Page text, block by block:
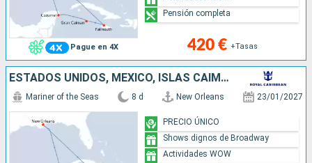
Pague en 4X 420 € +Tasas
Pensión completa
ESTADOS UNIDOS, MÉXICO, ISLAS CAIMÁN, JAMAICA
Mariner of the Seas 8 d New Orleans 23/01/2027
PRECIO ÚNICO
Shows dignos de Broadway
Actividades WOW